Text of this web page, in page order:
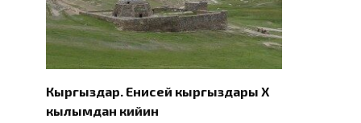
Кыргыздар. Eнисей кыргыздары X
кылымдан кийин